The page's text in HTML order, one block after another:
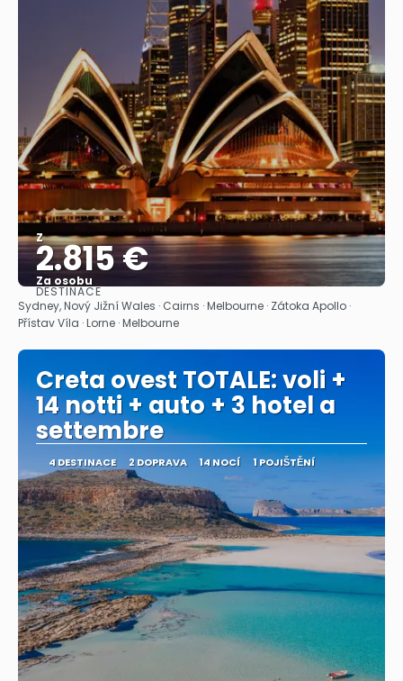
Z
2.815 €
Za osobu
Zobrazit
DESTINACE
Sydney, Nový Jižní Wales · Cairns · Melbourne · Zátoka Apollo ·
Přístav Víla · Lorne · Melbourne
Creta ovest TOTALE: voli +
14 notti + auto + 3 hotel a
settembre
4 DESTINACE 2 DOPRAVA 14 NOCÍ 1 POJIŠTĚNÍ